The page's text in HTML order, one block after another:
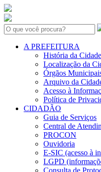
Search:
A PREFEITURA
História da Cidade
Localização da
Órgãos
Arquivo da
Acesso à
Política de
CIDADÃO
Guia de Serviços
Central de
PROCON
Ouvidoria
E-SIC (acesso à
LGPD